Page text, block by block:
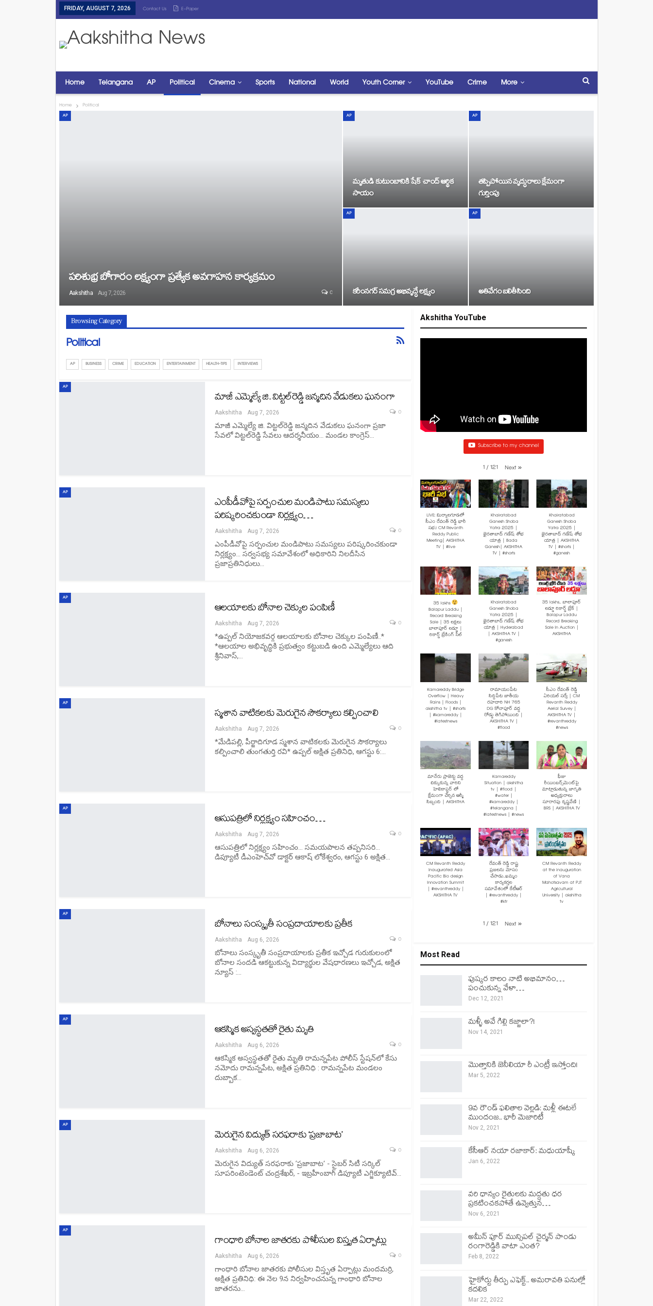
FRIDAY, AUGUST 7, 2026 Contact Us E-Paper
Home Telangana AP Political Cinema Sports National World Youth Corner YouTube Crime More
Home Political
AP
పరిశుభ్ర బోగారం లక్ష్యంగా ప్రత్యేక అవగాహన కార్యక్రమం
Aakshitha Aug 7, 2026 0
AP
మృతుడి కుటుంబానికి షేక్ చాంద్ ఆర్థిక
సాయం
AP
తప్పిపోయిన వృద్ధురాలు క్షేమంగా
గుర్తింపు
AP
కరీంనగర్ సమగ్ర అభివృద్ధే లక్ష్యం
AP
అతివేగం బలితీసింది
Browsing Category
Political
AP BUSINESS CRIME EDUCATION ENTERTAINMENT HEALTH-TIPS INTERVIEWS
AP
మాజీ ఎమ్మెల్యే జి. విట్టల్‌రెడ్డి జన్మదిన వేడుకలు ఘనంగా
Aakshitha Aug 7, 2026 0
మాజీ ఎమ్మెల్యే జి. విట్టల్‌రెడ్డి జన్మదిన వేడుకలు ఘనంగా ప్రజా
సేవలో విట్టల్‌రెడ్డి సేవలు ఆదర్శనీయం... మండల కాంగ్రెస్…
AP
ఎంపీడీవోపై సర్పంచుల మండిపాటు సమస్యలు
పరిష్కరించకుండా నిర్లక్ష్యం…
Aakshitha Aug 7, 2026 0
ఎంపీడీవోపై సర్పంచుల మండిపాటు సమస్యలు పరిష్కరించకుండా
నిర్లక్ష్యం... సర్వసభ్య సమావేశంలో అధికారిని నిలదీసిన
ప్రజాప్రతినిధులు…
AP
ఆలయాలకు బోనాల చెక్కుల పంపిణీ
Aakshitha Aug 7, 2026 0
*ఉప్పల్ నియోజకవర్గ ఆలయాలకు బోనాల చెక్కుల పంపిణీ..*
*ఆలయాల అభివృద్ధికి ప్రభుత్వం కట్టుబడి ఉంది ఎమ్మెల్యేలు ఆది
శ్రీనివాస్,…
AP
స్మశాన వాటికలకు మెరుగైన సౌకర్యాలు కల్పించాలి
Aakshitha Aug 7, 2026 0
*మేడిపల్లి, పీర్జాదిగూడ స్మశాన వాటికలకు మెరుగైన సౌకర్యాలు
కల్పించాలి తుంగతుర్తి రవి* ఉప్పల్ అక్షిత ప్రతినిధి, ఆగస్టు 6:…
AP
ఆసుపత్రిలో నిర్లక్ష్యం సహించం…
Aakshitha Aug 7, 2026 0
ఆసుపత్రిలో నిర్లక్ష్యం సహించం... సమయపాలన తప్పనిసరి...
డిప్యూటీ డీఎంహెచ్‌వో డాక్టర్ ఆకాష్ లోకేశ్వరం, ఆగస్టు 6 అక్షిత…
AP
బోనాలు సంస్కృతీ సంప్రదాయాలకు ప్రతీక
Aakshitha Aug 6, 2026 0
బోనాలు సంస్కృతీ సంప్రదాయాలకు ప్రతీక ఇచ్చోడ గురుకులంలో
బోనాల సందడి ఆకట్టుకున్న విద్యార్థుల వేషధారణలు ఇచ్చోడ, అక్షిత
న్యూస్ :…
AP
ఆకస్మిక అస్వస్థతతో రైతు మృతి
Aakshitha Aug 6, 2026 0
ఆకస్మిక అస్వస్థతతో రైతు మృతి రామన్నపేట పోలీస్ స్టేషన్‌లో కేసు
నమోదు రామన్నపేట, అక్షిత ప్రతినిధి : రామన్నపేట మండలం
దుబ్బాక…
AP
మెరుగైన విద్యుత్ సరఫరాకు ‘ప్రజాబాట’
Aakshitha Aug 6, 2026 0
మెరుగైన విద్యుత్ సరఫరాకు ‘ప్రజాబాట’ - సైబర్ సిటీ సర్కిల్
సూపరింటెండెంట్ చంద్రశేఖర్, - ఇబ్రహీంబాగ్ డిప్యూటీ ఎగ్జిక్యూటివ్…
AP
గాంధారి బోనాల జాతరకు పోలీసుల విస్తృత ఏర్పాట్లు
Aakshitha Aug 6, 2026 0
గాంధారి బోనాల జాతరకు పోలీసుల విస్తృత ఏర్పాట్లు మందమర్రి,
అక్షిత ప్రతినిధి: ఈ నెల 9న నిర్వహించనున్న గాంధారి బోనాల
జాతరను…
Akshitha YouTube
Subscribe to my channel
1 / 121 Next»
LIVE: మిర్యాలగూడలో
సీఎం రేవంత్ రెడ్డి భారీ
సభ.! CM Revanth
Reddy Public
Meeting| AKSHITHA
TV | #live
Khairatabad
Ganesh Shoba
Yatra 2025 |
ఖైరతాబాద్ గణేష్ శోభ
యాత్ర | Bada
Ganesh| AKSHITHA
TV | #shorts
Khairatabad
Ganesh Shoba
Yatra 2025 |
ఖైరతాబాద్ గణేష్ శోభ
యాత్ర | AKSHITHA
TV | #shorts |
#ganesh
35 lakhs
Balapur Laddu |
Record Breaking
Sale | 35 లక్షలు
బాలాపూర్ లడ్డూ |
రికార్డ్ బ్రేకింగ్ సేల్
Khairatabad
Ganesh Shoba
Yatra 2025 |
ఖైరతాబాద్ గణేష్ శోభ
యాత్ర | Hyderabad
| AKSHITHA TV |
#ganesh
35 lakhs.. బాలాపూర్
లడ్డూ రికార్డ్ బ్రేక్ |
Balapur Laddu
Record Breaking
Sale In Auction |
AKSHITHA
Kamareddy Bridge
Overflow | Heavy
Rains | Floods |
akshitha tv | #shorts
| #kamareddy |
#latestnews
రామాయంపేట
సిద్దిపేట జాతీయ
రహదారి NH 765
DG కోనాపూర్ వద్ద
రోడ్డు తెగిపోయింది |
AKSHITHA TV |
#flood
సీఎం రేవంత్ రెడ్డి
ఏరియల్ సర్వే | CM
Revanth Reddy
Aerial Survey |
AKSHITHA TV |
#revanthreddy
#news
మానేరు ప్రాజెక్టు వద్ద
చిక్కుకున్న వారిని
హెలికాప్టర్ లో
క్షేమంగా చేర్చిన ఆర్మీ
సిబ్బంది | AKSHITHA
Kamareddy
Situation | akshitha
tv | #flood |
#water |
#kamareddy |
#telangana |
#latestnews | #news
ఫీజు
రీయింబర్స్‌మెంట్‌పై
మాట్లాడుతున్న జాగృతి
అధ్యక్షురాలు
సూరారపు కృష్ణవేణి |
BRS | AKSHITHA TV
CM Revanth Reddy
Inaugurated Asia
Pacific Bio design
Innovation Summit
| #revanthreddy |
AKSHITHA TV
రేవంత్ రెడ్డి రాష్ట్ర
ప్రజలను మోసం
చేసాడు..ఖమ్మం
కార్యకర్తల
సమావేశంలో కేటీఆర్
| #revanthreddy |
#ktr
CM Revanth Reddy
at the inauguration
of Vana
Mahotsavam at PJT
Agricultural
University | akshitha
tv
1 / 121 Next»
Most Read
పుష్కర కాలం నాటి అభిమానం…
పంచుకున్న వేళా…
Dec 12, 2021
మళ్ళీ అవే గిల్లి కజ్జాలా?!
Nov 14, 2021
మొత్తానికి జెనీలియా రీ ఎంట్రీ ఇస్తోంది!
Mar 5, 2022
9వ రౌండ్ ఫలితాల వెల్లడి: మళ్లీ ఈటలే
ముందంజ.. భారీ మెజారిటీ
Nov 2, 2021
కేసీఆర్ నయా రజాకార్: మధుయాష్కీ
Jan 6, 2022
వరి ధాన్యం రైతులకు మద్దతు ధర
ప్రకటించకపోతే ఉవ్వెత్తున…
Nov 6, 2021
అమీన్ పూర్ మున్సిపల్ చైర్మన్ పాండు
రంగారెడ్డికి వాటా ఎంత?
Feb 8, 2022
హైకోర్టు తీర్పు ఎఫెక్ట్.. అమరావతి పనుల్లో
కదలిక
Mar 22, 2022